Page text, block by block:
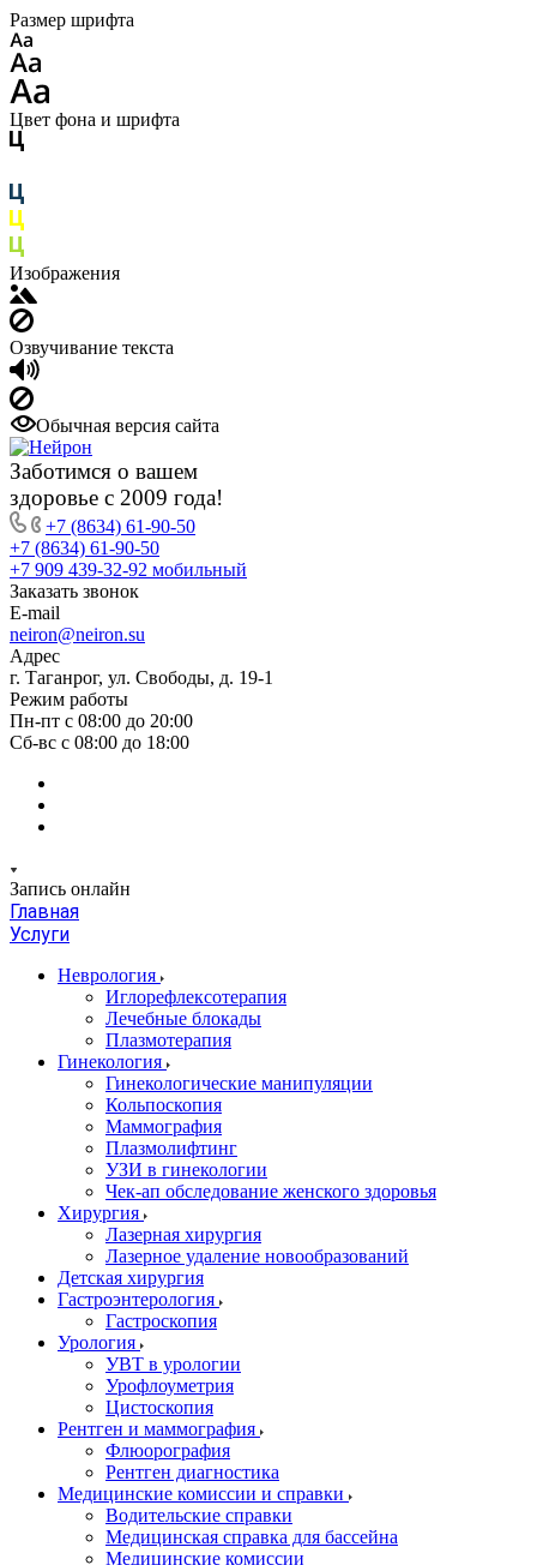
Размер шрифта
Цвет фона и шрифта
Изображения
Озвучивание текста
Обычная версия сайта
Заботимся о вашем
здоровье с 2009 года!
+7 (8634) 61-90-50
+7 (8634) 61-90-50
+7 909 439-32-92 мобильный
Заказать звонок
E-mail
neiron@neiron.su
Адрес
г. Таганрог, ул. Свободы, д. 19-1
Режим работы
Пн-пт с 08:00 до 20:00
Сб-вс с 08:00 до 18:00
Запись онлайн
Главная
Услуги
Неврология
Иглорефлексотерапия
Лечебные блокады
Плазмотерапия
Гинекология
Гинекологические манипуляции
Кольпоскопия
Маммография
Плазмолифтинг
УЗИ в гинекологии
Чек-ап обследование женского здоровья
Хирургия
Лазерная хирургия
Лазерное удаление новообразований
Детская хирургия
Гастроэнтерология
Гастроскопия
Урология
УВТ в урологии
Урофлоуметрия
Цистоскопия
Рентген и маммография
Флюорография
Рентген диагностика
Медицинские комиссии и справки
Водительские справки
Медицинская справка для бассейна
Медицинские комиссии